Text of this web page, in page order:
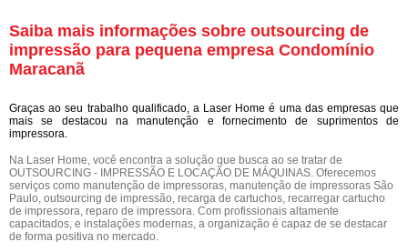
Saiba mais informações sobre outsourcing de
impressão para pequena empresa Condomínio
Maracanã
Graças ao seu trabalho qualificado, a Laser Home é uma das empresas que
mais se destacou na manutenção e fornecimento de suprimentos de
impressora.
Na Laser Home, você encontra a solução que busca ao se tratar de
OUTSOURCING - IMPRESSÃO E LOCAÇÃO DE MÁQUINAS. Oferecemos
serviços como manutenção de impressoras, manutenção de impressoras São
Paulo, outsourcing de impressão, recarga de cartuchos, recarregar cartucho
de impressora, reparo de impressora. Com profissionais altamente
capacitados, e instalações modernas, a organização é capaz de se destacar
de forma positiva no mercado.